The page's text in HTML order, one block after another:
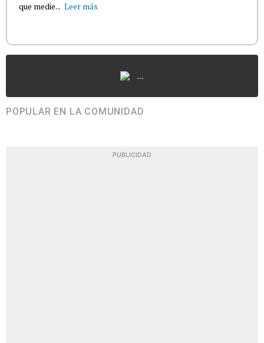
que medie... Leer más
...
POPULAR EN LA COMUNIDAD
PUBLICIDAD